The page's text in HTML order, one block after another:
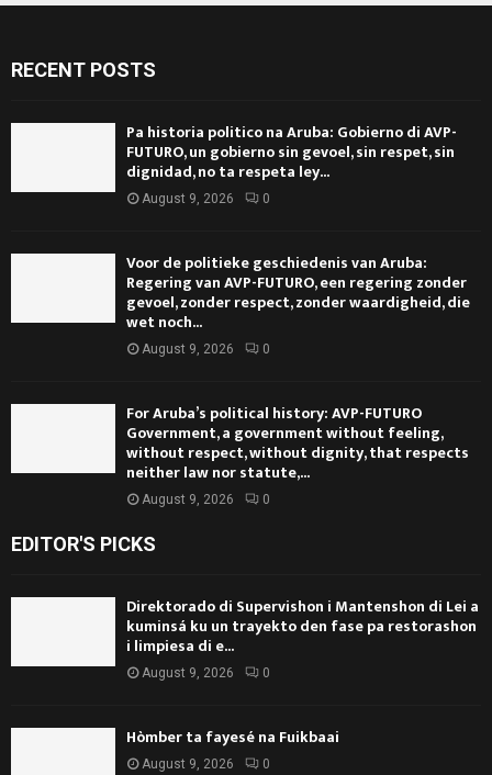
RECENT POSTS
Pa historia politico na Aruba: Gobierno di AVP-
FUTURO, un gobierno sin gevoel, sin respet, sin
dignidad, no ta respeta ley...
August 9, 2026 0
Voor de politieke geschiedenis van Aruba:
Regering van AVP-FUTURO, een regering zonder
gevoel, zonder respect, zonder waardigheid, die
wet noch...
August 9, 2026 0
For Aruba’s political history: AVP-FUTURO
Government, a government without feeling,
without respect, without dignity, that respects
neither law nor statute,...
August 9, 2026 0
EDITOR'S PICKS
Direktorado di Supervishon i Mantenshon di Lei a
kuminsá ku un trayekto den fase pa restorashon
i limpiesa di e...
August 9, 2026 0
Hòmber ta fayesé na Fuikbaai
August 9, 2026 0